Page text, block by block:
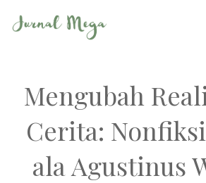
Mengubah
Cerita:
ala Agustinus